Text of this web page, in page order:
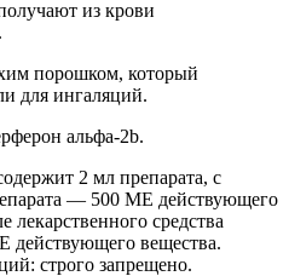
из крови
порошком, который
для ингаляций.
альфа-2b.
2 мл препарата, с
— 500 МЕ действующего
лекарственного средства
действующего вещества.
строго запрещено.